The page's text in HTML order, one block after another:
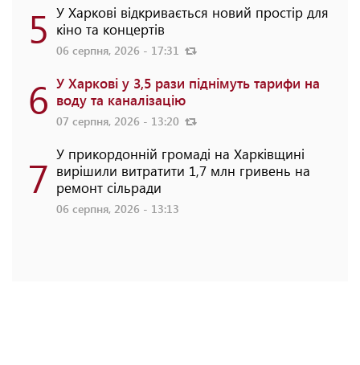
5 У Харкові відкривається новий простір для
кіно та концертів
06 серпня, 2026 - 17:31
6 У Харкові у 3,5 рази піднімуть тарифи на
воду та каналізацію
07 серпня, 2026 - 13:20
7 У прикордонній громаді на Харківщині
вирішили витратити 1,7 млн гривень на
ремонт сільради
06 серпня, 2026 - 13:13